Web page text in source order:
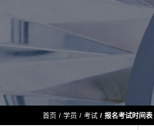
首页 学员 考试 报名考试时间表